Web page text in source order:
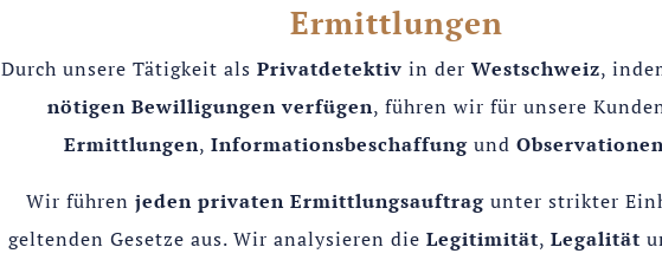
Ermittlungen
Durch unsere Tätigkeit als Privatdetektiv in der Westschweiz,
nötigen Bewilligungen verfügen, führen wir für unsere
Ermittlungen, Informationsbeschaffung und
Wir führen jeden privaten Ermittlungsauftrag unter strikter
geltenden Gesetze aus. Wir analysieren die Legitimität, Legalität